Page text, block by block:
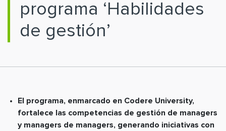
programa ‘Habilidades
de gestión’
El programa, enmarcado en Codere University,
fortalece las competencias de gestión de managers
y managers de managers, generando iniciativas con